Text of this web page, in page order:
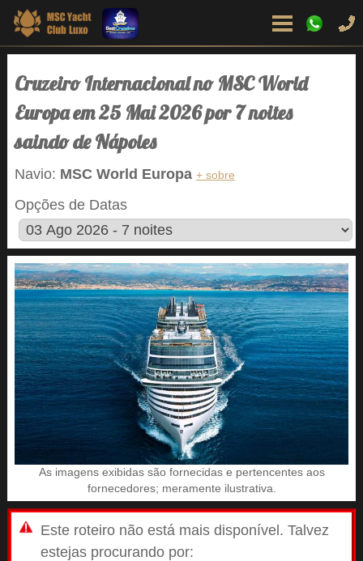
Cruzeiro Internacional no MSC World
Europa em 25 Mai 2026 por 7 noites
saindo de Nápoles
Navio: MSC World Europa + sobre
Opções de Datas
As imagens exibidas são fornecidas e pertencentes aos
fornecedores; meramente ilustrativa.
Este roteiro não está mais disponível. Talvez
estejas procurando por: